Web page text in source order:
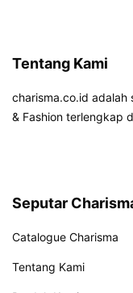
Tentang Kami
charisma.co.id adalah
& Fashion terlengkap
Seputar
Catalogue Charisma
Tentang Kami